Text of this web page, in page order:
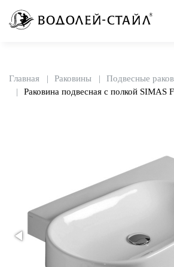
Главная Раковины
Подвесные
Раковина подвесная с полкой SIMAS